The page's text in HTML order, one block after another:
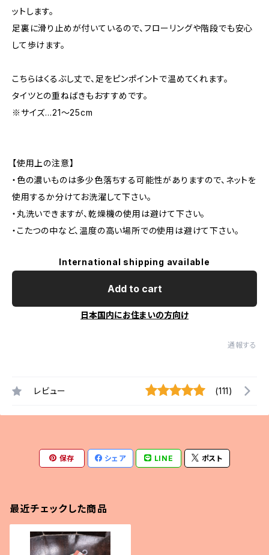
ットします。
足裏に滑り止めが付いているので、フローリングや階段でも安心
して歩けます。
こちらはくるぶし丈で、足をピンポイントで温めてくれます。
タイツとの重ねばきもおすすめです。
※サイズ…21〜25cm
【使用上の注意】
・色の濃いものは多少色落ちする可能性がありますので、ネットを
使用するか分けてお洗濯して下さい。
・丸洗いできますが、乾燥機の使用は避けて下さい。
・こたつの中など、温度の高い場所での使用は避けて下さい。
International shipping available
Add to cart
日本国内にお住まいの方向け
通報する
レビュー (111)
保存 シェア LINE ポスト
最近チェックした商品